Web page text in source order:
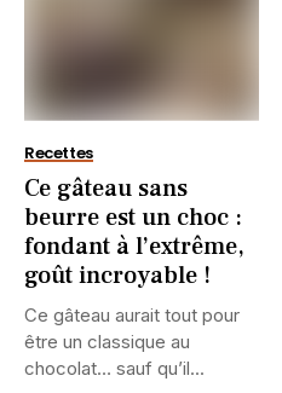
Recettes
Ce gâteau sans
beurre est un choc :
fondant à l’extrême,
goût incroyable !
Ce gâteau aurait tout pour
être un classique au
chocolat… sauf qu’il...